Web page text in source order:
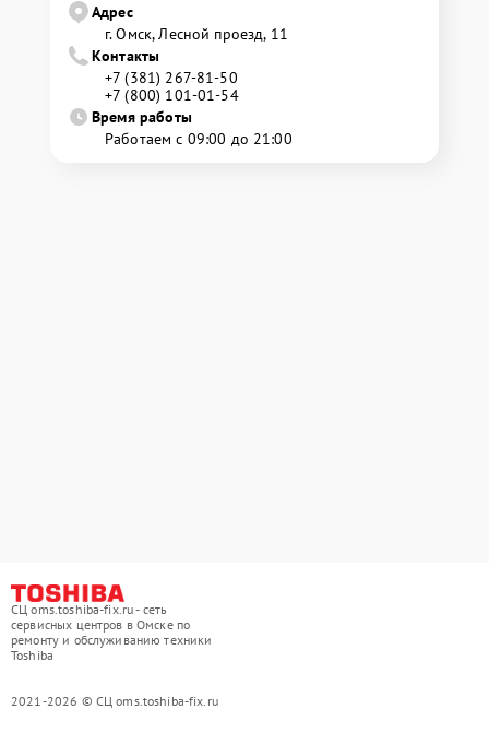
Адрес
г. Омск, ​Лесной проезд, 11
Контакты
+7 (381) 267-81-50
+7 (800) 101-01-54
Время работы
Работаем с 09:00 до 21:00
СЦ oms.toshiba-fix.ru - сеть
сервисных центров в Омске по
ремонту и обслуживанию техники
Toshiba
2021-2026 © СЦ oms.toshiba-fix.ru